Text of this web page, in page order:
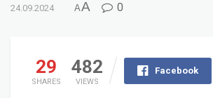
24.09.2024 AA 0
29
SHARES
482
VIEWS
Facebook